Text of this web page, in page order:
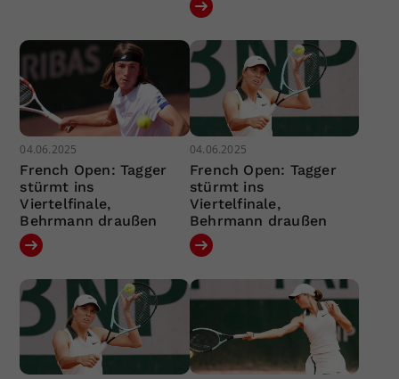
04.06.2025
French Open: Tagger
stürmt ins
Viertelfinale,
Behrmann draußen
04.06.2025
French Open: Tagger
stürmt ins
Viertelfinale,
Behrmann draußen